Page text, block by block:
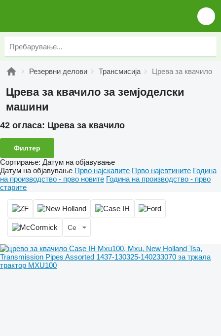
Резервни делови Трансмисија Црева за квачило
Црева за квачило за земјоделски
машини
42 огласа: Црева за квачило
Филтер
Сортирање: Датум на објавување
Датум на објавување Прво најскапите Прво најевтините Година
на производство - прво новите Година на производство - прво
старите
Се